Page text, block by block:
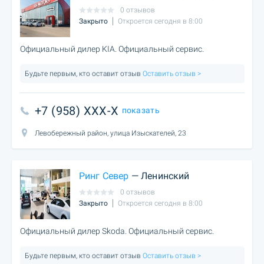
0 отзывов
Закрыто
Откроется сегодня в 8:00
Официальный дилер KIA. Официальный сервис.
Будьте первым, кто оставит отзыв Оставить отзыв >
+7 (958) XXX-X показать
Левобережный район, улица Изыскателей, 23
Ринг Север — Ленинский
0 отзывов
Закрыто
Откроется сегодня в 8:00
Официальный дилер Skoda. Официальный сервис.
Будьте первым, кто оставит отзыв Оставить отзыв >